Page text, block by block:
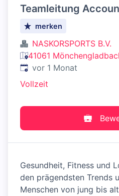
Teamleitung
merken
NASKORSPORTS B.V.
41061
Veröffentlicht:
vor 1 Monat
Vollzeit
Gesundheit, Fitness und
den prägendsten Trends
Menschen von jung bis